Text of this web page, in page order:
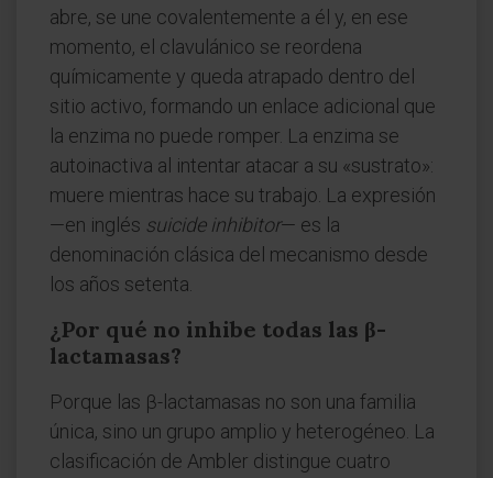
abre, se une covalentemente a él y, en ese
momento, el clavulánico se reordena
químicamente y queda atrapado dentro del
sitio activo, formando un enlace adicional que
la enzima no puede romper. La enzima se
autoinactiva al intentar atacar a su «sustrato»:
muere mientras hace su trabajo. La expresión
—en inglés suicide inhibitor— es la
denominación clásica del mecanismo desde
los años setenta.
¿Por qué no inhibe todas las β-
lactamasas?
Porque las β-lactamasas no son una familia
única, sino un grupo amplio y heterogéneo. La
clasificación de Ambler distingue cuatro